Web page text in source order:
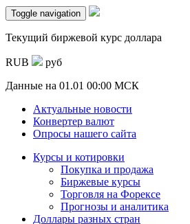
Toggle navigation
Текущий биржевой курс доллара
RUB
руб
Данные на 01.01 00:00 МСК
Актуальные новости
Конвертер валют
Опросы нашего сайта
Курсы и котировки
Покупка и продажа
Биржевые курсы
Торговля на Форексе
Прогнозы и аналитика
Доллары разных стран